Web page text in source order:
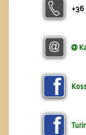
+36